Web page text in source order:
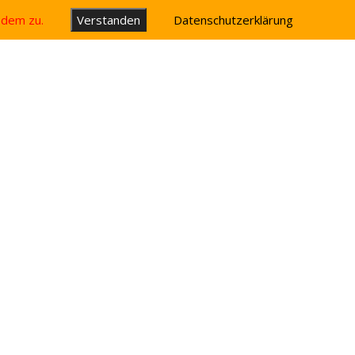
zu. Verstanden Datenschutzerklärung